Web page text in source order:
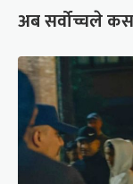
अब सर्वोच्चले